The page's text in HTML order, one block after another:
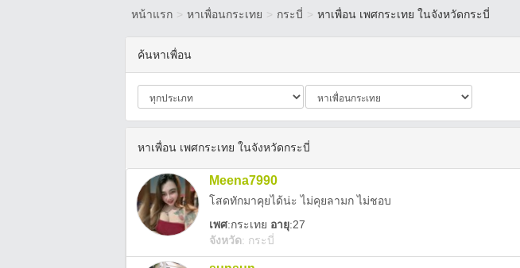
หน้าแรก > หาเพื่อนกระเทย > กระบี่ > หาเพื่อน เพศกระเทย ในจังหวัดกระบี่
ค้นหาเพื่อน
หาเพื่อน เพศกระเทย ในจังหวัดกระบี่
Meena7990
โสดทักมาคุยได้น่ะ ไม่คุยลามก ไม่ชอบ
เพศ:กระเทย อายุ:27
จังหวัด: กระบี่